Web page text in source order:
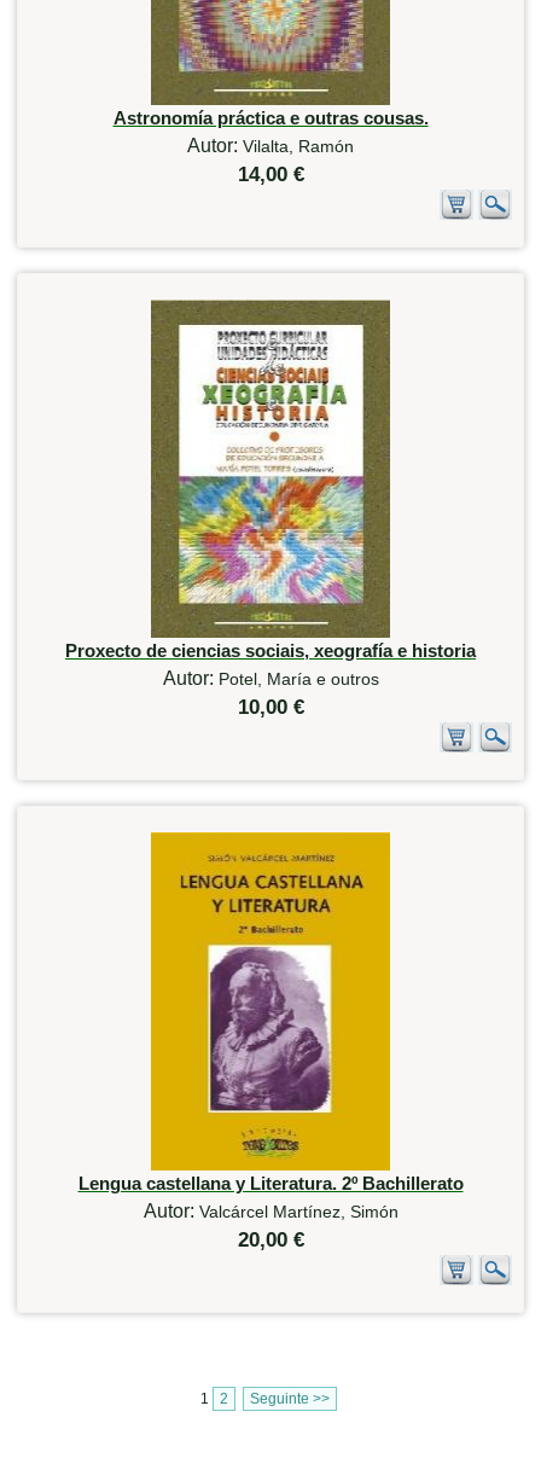
Astronomía práctica e outras cousas.
Autor: Vilalta, Ramón
14,00 €
Proxecto de ciencias sociais, xeografía e historia
Autor: Potel, María e outros
10,00 €
Lengua castellana y Literatura. 2º Bachillerato
Autor: Valcárcel Martínez, Simón
20,00 €
1 2 Seguinte >>